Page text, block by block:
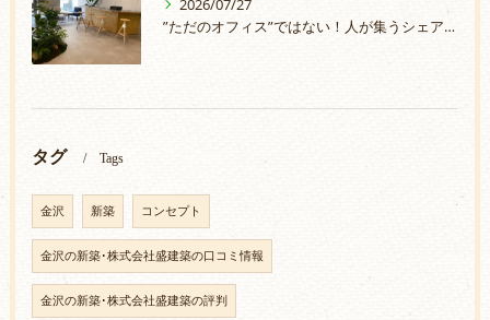
2026/07/27
”ただのオフィス”ではない！人が集うシェアオフィスづくり
タグ Tags
金沢 新築 コンセプト
金沢の新築･株式会社盛建築の口コミ情報
金沢の新築･株式会社盛建築の評判